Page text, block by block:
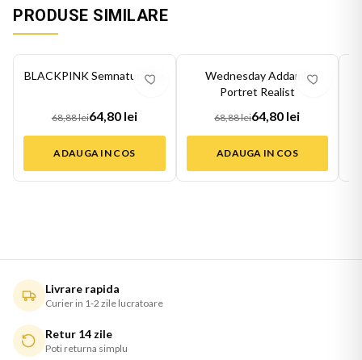
PRODUSE SIMILARE
6%
BLACKPINK Semnaturi Roz
68,88 lei64,80 lei
ADAUGA IN COS
Wednesday Addams
Portret Realist
68,88 lei64,80 lei
ADAUGA IN COS
Livrare rapida
Curier in 1-2 zile lucratoare
Retur 14 zile
Poti returna simplu